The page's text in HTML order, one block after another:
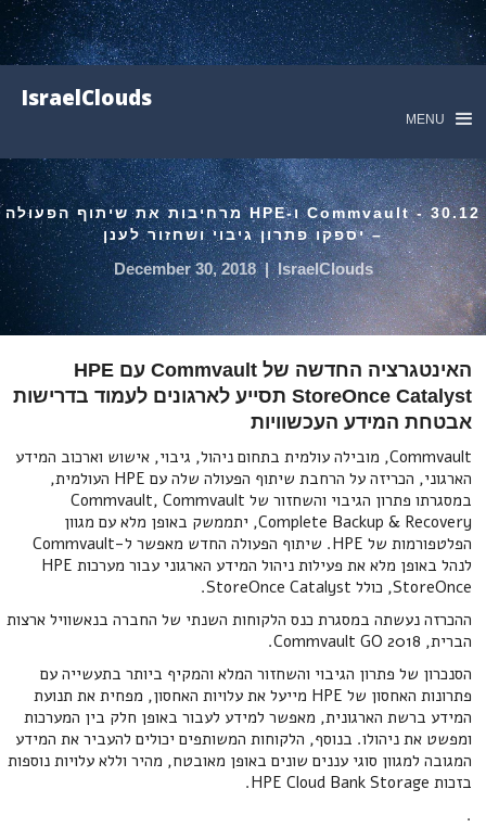
IsraelClouds
MENU
30.12 - Commvault ו-HPE מרחיבות את שיתוף הפעולה
– יספקו פתרון גיבוי ושחזור לענן
IsraelClouds
|
December 30, 2018
האינטגרציה החדשה של Commvault עם HPE
StoreOnce Catalyst תסייע לארגונים לעמוד בדרישות
אבטחת המידע העכשוויות
Commvault, מובילה עולמית בתחום ניהול, גיבוי, אישוש וארכוב המידע
הארגוני, הכריזה על הרחבת שיתוף הפעולה שלה עם HPE העולמית,
במסגרתו פתרון הגיבוי והשחזור של Commvault, Commvault
Complete Backup & Recovery, יתממשק באופן מלא עם מגוון
הפלטפורמות של HPE. שיתוף הפעולה החדש מאפשר ל-Commvault
לנהל באופן מלא את פעילות ניהול המידע הארגוני עבור מערכות HPE
StoreOnce, כולל StoreOnce Catalyst.
ההכרזה נעשתה במסגרת כנס הלקוחות השנתי של החברה בנאשוויל ארצות
הברית, Commvault GO 2018.
הסנכרון של פתרון הגיבוי והשחזור המלא והמקיף ביותר בתעשייה עם
פתרונות האחסון של HPE מייעל את עלויות האחסון, מפחית את תנועת
המידע ברשת הארגונית, מאפשר למידע לעבור באופן חלק בין המערכות
ומפשט את ניהולו. בנוסף, הלקוחות המשותפים יכולים להעביר את המידע
המגובה למגוון סוגי עננים שונים באופן מאובטח, מהיר וללא עלויות נוספות
בזכות HPE Cloud Bank Storage.
.